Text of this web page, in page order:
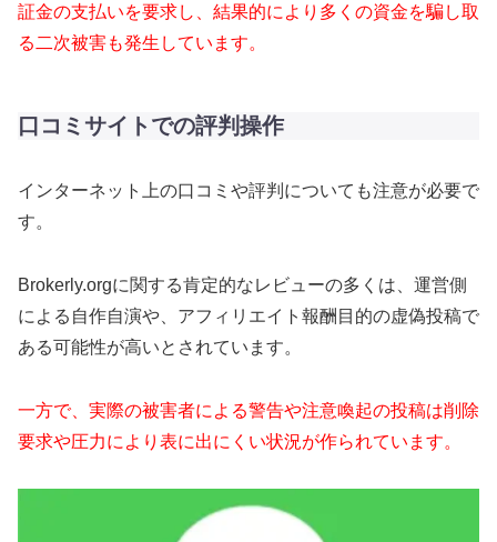
証金の支払いを要求し、結果的により多くの資金を騙し取
る二次被害も発生しています。
口コミサイトでの評判操作
インターネット上の口コミや評判についても注意が必要で
す。
Brokerly.orgに関する肯定的なレビューの多くは、運営側
による自作自演や、アフィリエイト報酬目的の虚偽投稿で
ある可能性が高いとされています。
一方で、実際の被害者による警告や注意喚起の投稿は削除
要求や圧力により表に出にくい状況が作られています。